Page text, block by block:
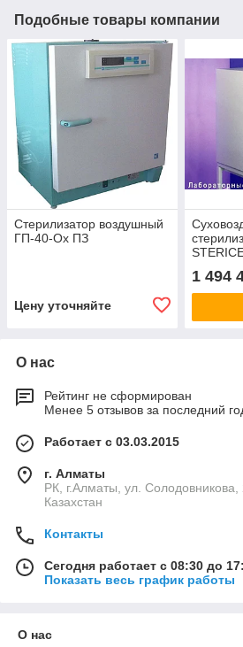
Подобные товары компании
Стерилизатор воздушный
ГП-40-Ох ПЗ
Цену уточняйте
1 494
О нас
Рейтинг не сформирован
Менее 5 отзывов за последний
Работает с 03.03.2015
г. Алматы
РК, г.Алматы, ул.
Казахстан
Контакты
Сегодня работает с 08:30 до
Показать весь график работы
О нас